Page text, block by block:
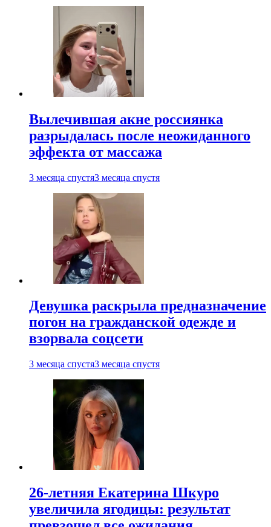
Вылечившая акне россиянка
разрыдалась после неожиданного
эффекта от массажа
3 месяца спустя3 месяца спустя
Девушка раскрыла предназначение
погон на гражданской одежде и
взорвала соцсети
3 месяца спустя3 месяца спустя
26-летняя Екатерина Шкуро
увеличила ягодицы: результат